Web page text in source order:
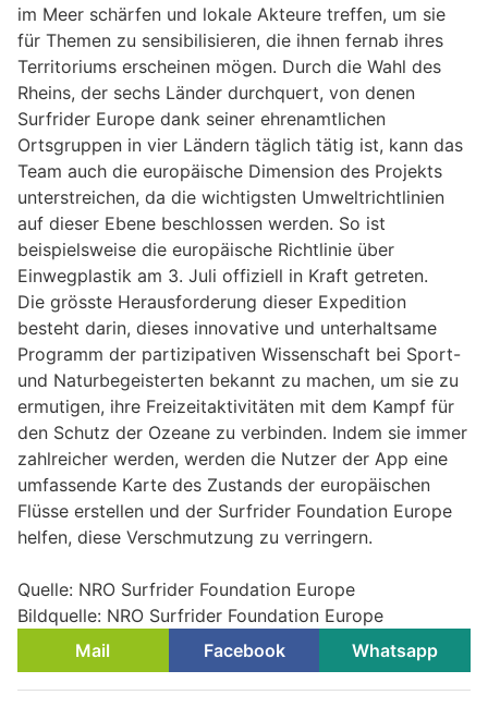
im Meer schärfen und lokale Akteure treffen, um sie
für Themen zu sensibilisieren, die ihnen fernab ihres
Territoriums erscheinen mögen. Durch die Wahl des
Rheins, der sechs Länder durchquert, von denen
Surfrider Europe dank seiner ehrenamtlichen
Ortsgruppen in vier Ländern täglich tätig ist, kann das
Team auch die europäische Dimension des Projekts
unterstreichen, da die wichtigsten Umweltrichtlinien
auf dieser Ebene beschlossen werden. So ist
beispielsweise die europäische Richtlinie über
Einwegplastik am 3. Juli offiziell in Kraft getreten.
Die grösste Herausforderung dieser Expedition
besteht darin, dieses innovative und unterhaltsame
Programm der partizipativen Wissenschaft bei Sport-
und Naturbegeisterten bekannt zu machen, um sie zu
ermutigen, ihre Freizeitaktivitäten mit dem Kampf für
den Schutz der Ozeane zu verbinden. Indem sie immer
zahlreicher werden, werden die Nutzer der App eine
umfassende Karte des Zustands der europäischen
Flüsse erstellen und der Surfrider Foundation Europe
helfen, diese Verschmutzung zu verringern.
Quelle: NRO Surfrider Foundation Europe
Bildquelle: NRO Surfrider Foundation Europe
Mail
Facebook Whatsapp